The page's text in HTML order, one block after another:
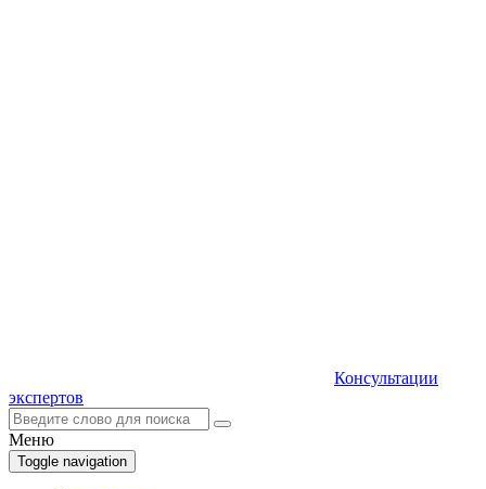
Консультации
экспертов
Меню
Toggle navigation